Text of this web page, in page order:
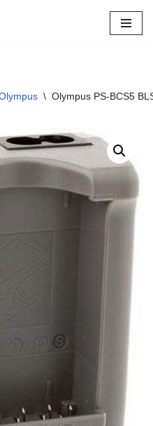
\ Olympus PS-BCS5